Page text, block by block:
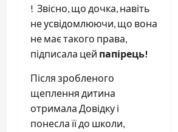
! Звісно, що дочка, навіть
не усвідомлюючи, що вона
не має такого права,
підписала цей папірець!
Після зробленого
щеплення дитина
отримала Довідку і
понесла її до школи,